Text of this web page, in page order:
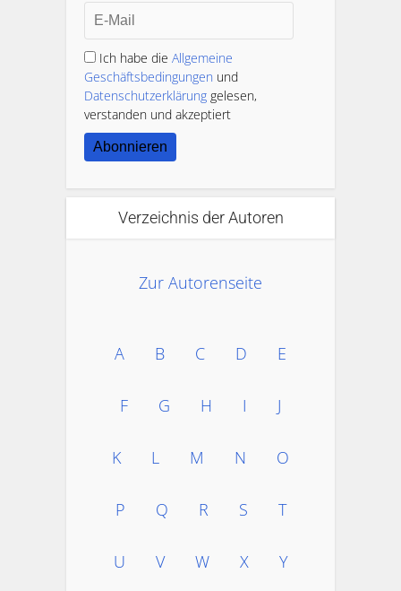
Ich habe die Allgemeine
Geschäftsbedingungen und
Datenschutzerklärung gelesen,
verstanden und akzeptiert
Abonnieren
Verzeichnis der Autoren
Zur Autorenseite
A B C D E
F G H I J
K L M N O
P Q R S T
U V W X Y